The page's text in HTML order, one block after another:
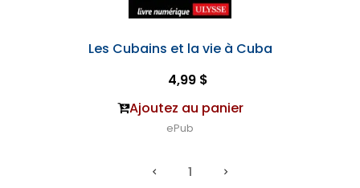
Les Cubains et la vie à Cuba
4,99 $
Ajoutez au panier
ePub
1